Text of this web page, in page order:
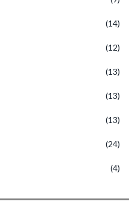
(14)
(12)
(13)
(13)
(13)
(24)
(4)